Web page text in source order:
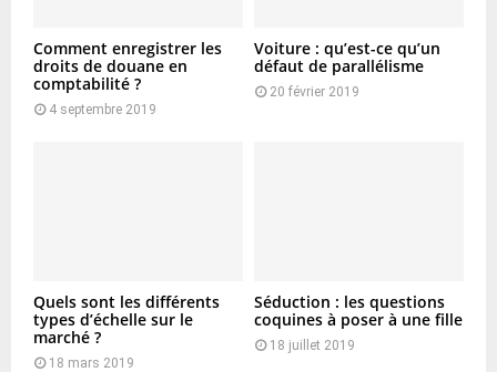
Comment enregistrer les
droits de douane en
comptabilité ?
4 septembre 2019
Voiture : qu’est-ce qu’un
défaut de parallélisme
20 février 2019
Quels sont les différents
types d’échelle sur le
marché ?
18 mars 2019
Séduction : les questions
coquines à poser à une fille
18 juillet 2019